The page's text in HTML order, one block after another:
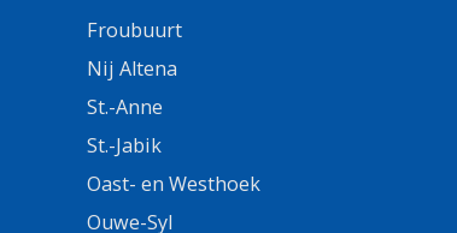
Froubuurt
Nij Altena
St.-Anne
St.-Jabik
Oast- en Westhoek
Ouwe-Syl